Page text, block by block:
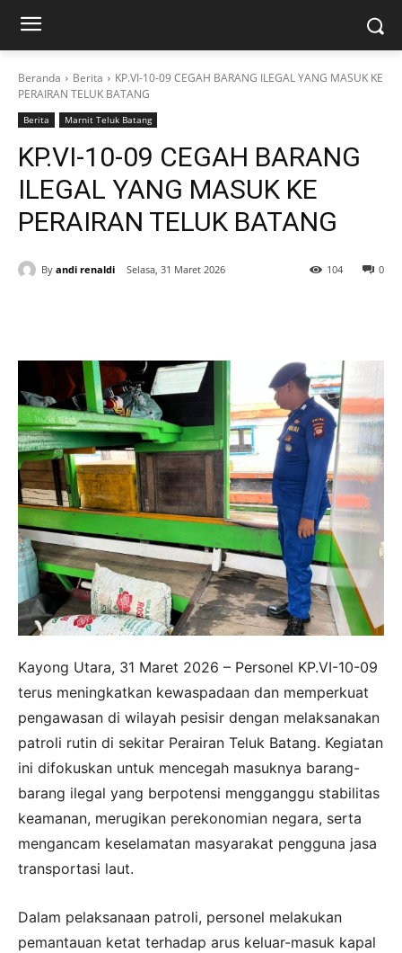
Beranda Berita
KP.VI-10-09 CEGAH BARANG ILEGAL YANG MASUK KE
PERAIRAN TELUK BATANG
Berita Marnit Teluk Batang
KP.VI-10-09 CEGAH BARANG
ILEGAL YANG MASUK KE
PERAIRAN TELUK BATANG
By andi renaldi Selasa, 31 Maret 2026 0
104
Kayong Utara, 31 Maret 2026 – Personel KP.VI-10-09
terus meningkatkan kewaspadaan dan memperkuat
pengawasan di wilayah pesisir dengan melaksanakan
patroli rutin di sekitar Perairan Teluk Batang. Kegiatan
ini difokuskan untuk mencegah masuknya barang-
barang ilegal yang berpotensi mengganggu stabilitas
keamanan, merugikan perekonomian negara, serta
mengancam keselamatan masyarakat pengguna jasa
transportasi laut.
Dalam pelaksanaan patroli, personel melakukan
pemantauan ketat terhadap arus keluar-masuk kapal